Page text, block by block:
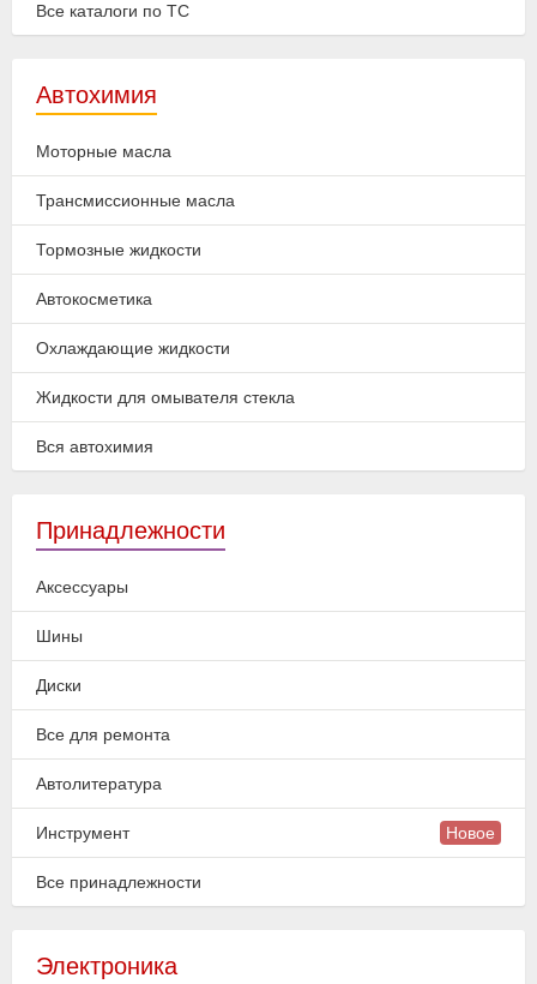
Все каталоги по ТС
Автохимия
Моторные масла
Трансмиссионные масла
Тормозные жидкости
Автокосметика
Охлаждающие жидкости
Жидкости для омывателя стекла
Вся автохимия
Принадлежности
Аксессуары
Шины
Диски
Все для ремонта
Автолитература
Инструмент Новое
Все принадлежности
Электроника